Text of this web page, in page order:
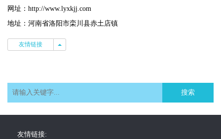
网址：http://www.lyxkjj.com
地址：河南省洛阳市栾川县赤土店镇
友情链接 友情链接
搜索
友情链接: